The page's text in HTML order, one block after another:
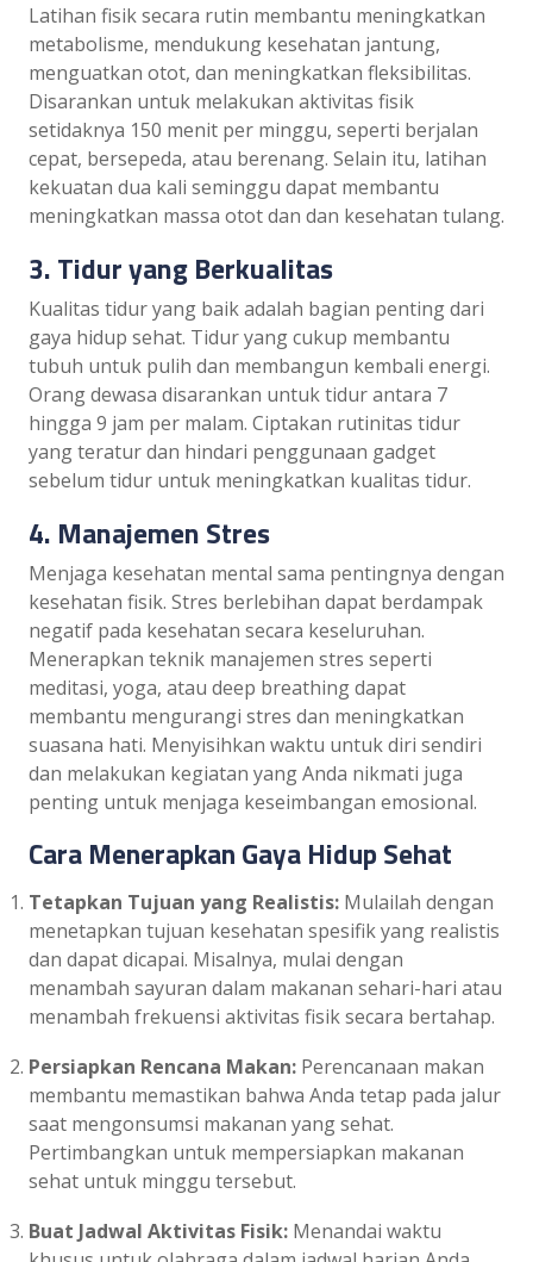
Latihan fisik secara rutin membantu meningkatkan
metabolisme, mendukung kesehatan jantung,
menguatkan otot, dan meningkatkan fleksibilitas.
Disarankan untuk melakukan aktivitas fisik
setidaknya 150 menit per minggu, seperti berjalan
cepat, bersepeda, atau berenang. Selain itu, latihan
kekuatan dua kali seminggu dapat membantu
meningkatkan massa otot dan dan kesehatan tulang.
3. Tidur yang Berkualitas
Kualitas tidur yang baik adalah bagian penting dari
gaya hidup sehat. Tidur yang cukup membantu
tubuh untuk pulih dan membangun kembali energi.
Orang dewasa disarankan untuk tidur antara 7
hingga 9 jam per malam. Ciptakan rutinitas tidur
yang teratur dan hindari penggunaan gadget
sebelum tidur untuk meningkatkan kualitas tidur.
4. Manajemen Stres
Menjaga kesehatan mental sama pentingnya dengan
kesehatan fisik. Stres berlebihan dapat berdampak
negatif pada kesehatan secara keseluruhan.
Menerapkan teknik manajemen stres seperti
meditasi, yoga, atau deep breathing dapat
membantu mengurangi stres dan meningkatkan
suasana hati. Menyisihkan waktu untuk diri sendiri
dan melakukan kegiatan yang Anda nikmati juga
penting untuk menjaga keseimbangan emosional.
Cara Menerapkan Gaya Hidup Sehat
Tetapkan Tujuan yang Realistis: Mulailah dengan
menetapkan tujuan kesehatan spesifik yang realistis
dan dapat dicapai. Misalnya, mulai dengan
menambah sayuran dalam makanan sehari-hari atau
menambah frekuensi aktivitas fisik secara bertahap.
Persiapkan Rencana Makan: Perencanaan makan
membantu memastikan bahwa Anda tetap pada jalur
saat mengonsumsi makanan yang sehat.
Pertimbangkan untuk mempersiapkan makanan
sehat untuk minggu tersebut.
Buat Jadwal Aktivitas Fisik: Menandai waktu